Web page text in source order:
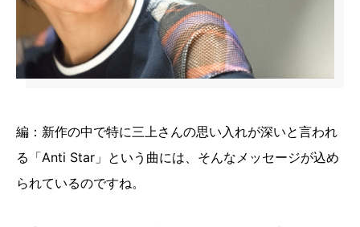
編：新作の中で特に三上さんの思い入れが深いと言われ
る「Anti Star」という曲には、そんなメッセージが込め
られているのですね。